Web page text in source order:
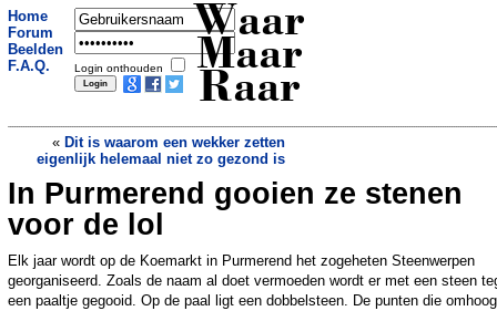
Home
Forum
Beelden
F.A.Q.
Login onthouden
Waar
Maar
Raar
« Dit is waarom een wekker zetten
eigenlijk helemaal niet zo gezond is
Tiener staat elke dag op in de
overtuiging dat het 11 juni is»
In Purmerend gooien ze stenen
voor de lol
Elk jaar wordt op de Koemarkt in Purmerend het zogeheten Steenwerpen
georganiseerd. Zoals de naam al doet vermoeden wordt er met een steen
een paaltje gegooid. Op de paal ligt een dobbelsteen. De punten die omhoog